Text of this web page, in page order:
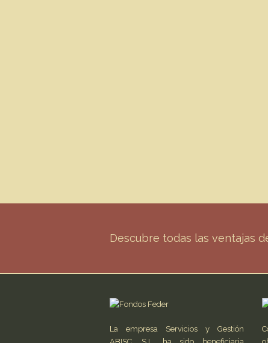
Descubre todas las ventajas
La empresa Servicios y Gestión